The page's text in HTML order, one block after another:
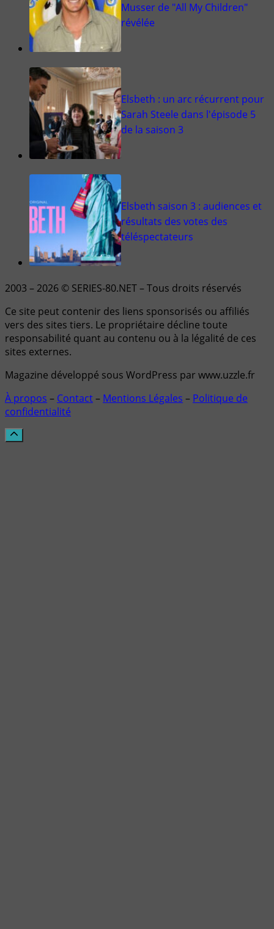
Musser de "All My Children"
révélée
Elsbeth : un arc récurrent pour
Sarah Steele dans l'épisode 5
de la saison 3
Elsbeth saison 3 : audiences et
résultats des votes des
téléspectateurs
2003 – 2026 © SERIES-80.NET – Tous droits réservés
Ce site peut contenir des liens sponsorisés ou affiliés
vers des sites tiers. Le propriétaire décline toute
responsabilité quant au contenu ou à la légalité de ces
sites externes.
Magazine développé sous WordPress par www.uzzle.fr
À propos – Contact– Mentions Légales – Politique de
confidentialité